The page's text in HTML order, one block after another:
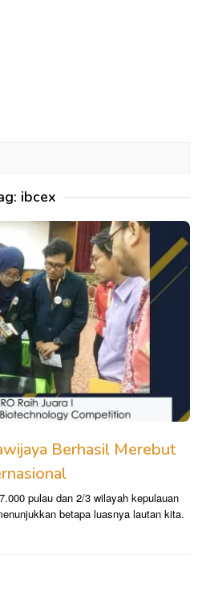
ibcex
Berhasil Merebut
pulau dan 2/3 wilayah kepulauan
betapa luasnya lautan kita.